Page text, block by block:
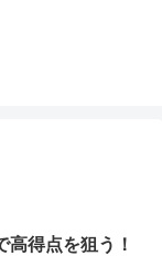
高得点を狙う！